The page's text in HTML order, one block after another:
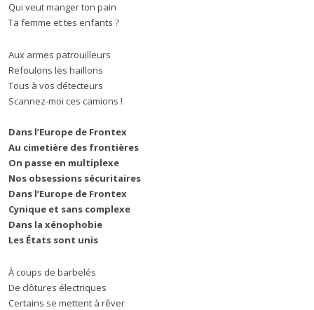
Qui veut manger ton pain
Ta femme et tes enfants ?
Aux armes patrouilleurs
Refoulons les haillons
Tous à vos détecteurs
Scannez-moi ces camions !
Dans l’Europe de Frontex
Au cimetière des frontières
On passe en multiplexe
Nos obsessions sécuritaires
Dans l’Europe de Frontex
Cynique et sans complexe
Dans la xénophobie
Les États sont unis
À coups de barbelés
De clôtures électriques
Certains se mettent à rêver